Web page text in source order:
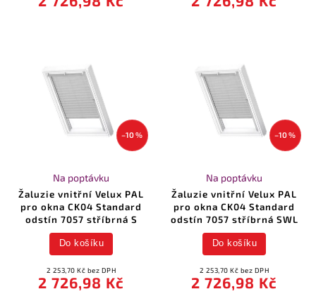
–10 %
Žaluzie vnitřní Velux PAL
pro okna CK04 Standard
odstín 7057 stříbrná S
Na poptávku
2 253,70 Kč bez DPH
2 726,98 Kč
Do košíku
–10 %
Žaluzie vnitřní Velux PAL
pro okna CK04 Standard
odstín 7057 stříbrná SWL
Na poptávku
2 253,70 Kč bez DPH
2 726,98 Kč
Do košíku